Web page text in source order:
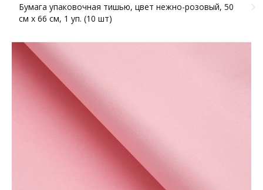
Бумага упаковочная тишью, цвет нежно-розовый, 50
см х 66 см, 1 уп. (10 шт)